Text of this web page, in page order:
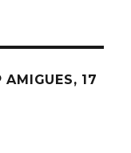
AMIGUES, 17